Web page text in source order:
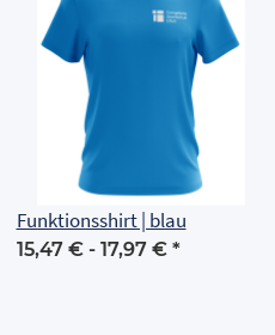
Funktionsshirt | blau
15,47 € - 17,97 € *